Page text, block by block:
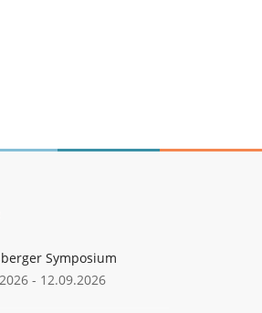
Symposium
- 12.09.2026